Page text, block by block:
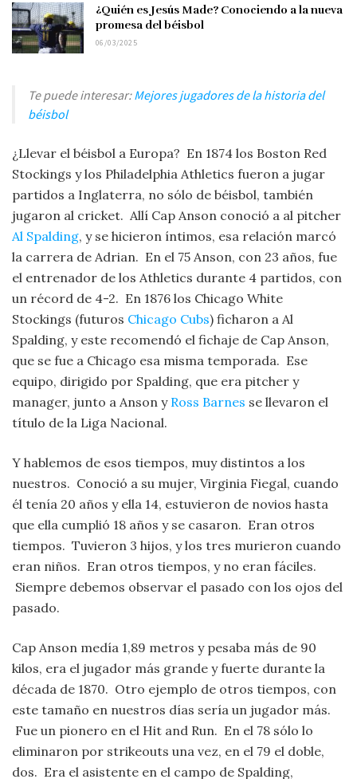
¿Quién es Jesús Made? Conociendo a la nueva
promesa del béisbol
06/03/2025
Te puede interesar:Mejores jugadores de la historia del
béisbol
¿Llevar el béisbol a Europa? En 1874 los Boston Red
Stockings y los Philadelphia Athletics fueron a jugar
partidos a Inglaterra, no sólo de béisbol, también
jugaron al cricket. Allí Cap Anson conoció a al pitcher
Al Spalding, y se hicieron íntimos, esa relación marcó
la carrera de Adrian. En el 75 Anson, con 23 años, fue
el entrenador de los Athletics durante 4 partidos, con
un récord de 4-2. En 1876 los Chicago White
Stockings (futuros Chicago Cubs) ficharon a Al
Spalding, y este recomendó el fichaje de Cap Anson,
que se fue a Chicago esa misma temporada. Ese
equipo, dirigido por Spalding, que era pitcher y
manager, junto a Anson y Ross Barnes se llevaron el
título de la Liga Nacional.
Y hablemos de esos tiempos, muy distintos a los
nuestros. Conoció a su mujer, Virginia Fiegal, cuando
él tenía 20 años y ella 14, estuvieron de novios hasta
que ella cumplió 18 años y se casaron. Eran otros
tiempos. Tuvieron 3 hijos, y los tres murieron cuando
eran niños. Eran otros tiempos, y no eran fáciles.
Siempre debemos observar el pasado con los ojos del
pasado.
Cap Anson medía 1,89 metros y pesaba más de 90
kilos, era el jugador más grande y fuerte durante la
década de 1870. Otro ejemplo de otros tiempos, con
este tamaño en nuestros días sería un jugador más.
Fue un pionero en el Hit and Run. En el 78 sólo lo
eliminaron por strikeouts una vez, en el 79 el doble,
dos. Era el asistente en el campo de Spalding,